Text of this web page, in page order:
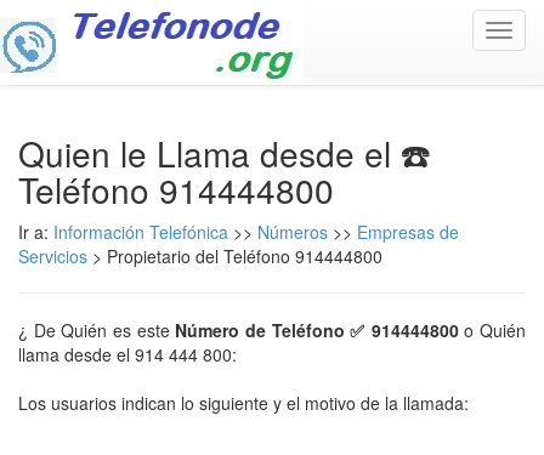
Quien le Llama desde el ☎️
Teléfono 914444800
Ir a: Información Telefónica >> Números >> Empresas de
Servicios > Propietario del Teléfono 914444800
¿ De Quién es este Número de Teléfono ✅ 914444800o Quién
llama desde el 914 444 800:
Los usuarios indican lo siguiente y el motivo de la llamada: